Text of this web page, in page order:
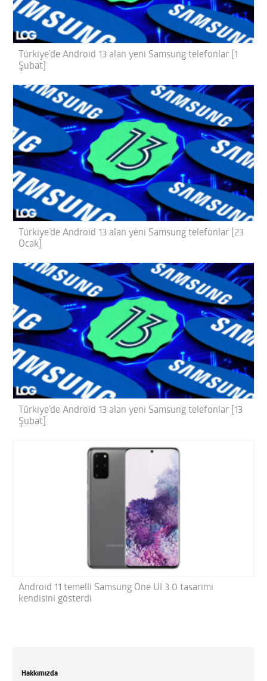
Türkiye’de Android 13 alan yeni Samsung telefonlar [1
Şubat]
Türkiye’de Android 13 alan yeni Samsung telefonlar [23
Ocak]
Türkiye’de Android 13 alan yeni Samsung telefonlar [13
Şubat]
Android 11 temelli Samsung One UI 3.0 tasarımı
kendisini gösterdi
Hakkımızda